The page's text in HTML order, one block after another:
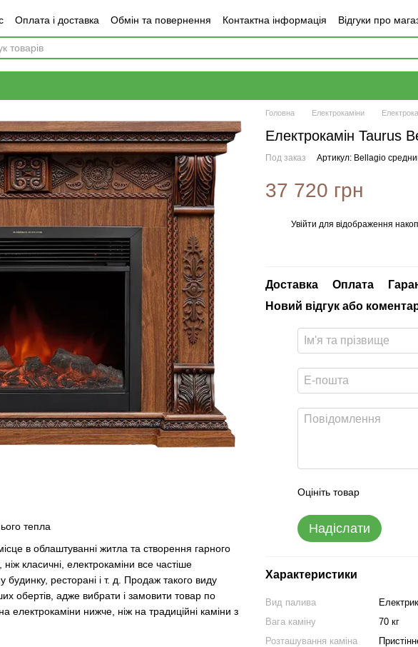
Оплата і доставка Обмін та повернення Контактна інформація Відгуки про
тепла
в облаштуванні житла та створення гарного
ніж класичні, електрокаміни все частіше
будинку, ресторані і т. д. Продаж такого виду
обертів, адже вибрати і замовити товар по
електрокаміни нижче, ніж на традиційні каміни з
Головна Електрокаміни
Електрокамін Taurus
Под заказ Артикул: Bellagio
37 720 грн
Увійти для відображення
Доставка Оплата
Новий відгук або
Оцініть товар
Надіслати
Характеристики
Вид палива
Вага каміну
70 кг
Розташування каміна